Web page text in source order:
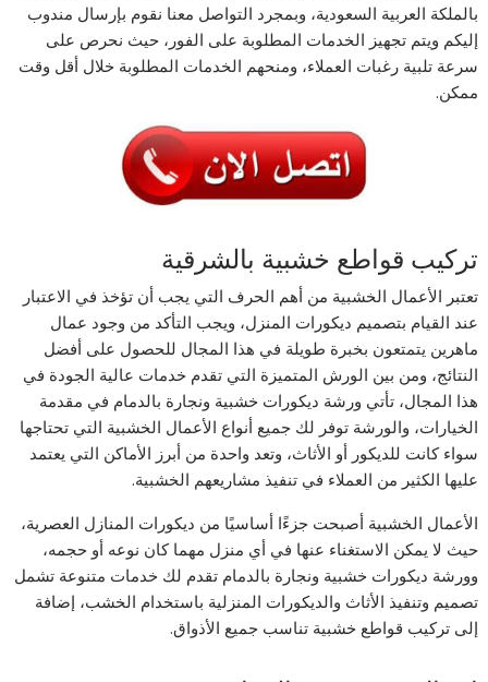
بالملكة العربية السعودية، وبمجرد التواصل معنا نقوم بإرسال مندوب
إليكم ويتم تجهيز الخدمات المطلوبة على الفور، حيث نحرص على
سرعة تلبية رغبات العملاء، ومنحهم الخدمات المطلوبة خلال أقل وقت
ممكن.
تركيب قواطع خشبية بالشرقية
تعتبر الأعمال الخشبية من أهم الحرف التي يجب أن تؤخذ في الاعتبار
عند القيام بتصميم ديكورات المنزل، ويجب التأكد من وجود عمال
ماهرين يتمتعون بخبرة طويلة في هذا المجال للحصول على أفضل
النتائج، ومن بين الورش المتميزة التي تقدم خدمات عالية الجودة في
هذا المجال، تأتي ورشة ديكورات خشبية ونجارة بالدمام في مقدمة
الخيارات، والورشة توفر لك جميع أنواع الأعمال الخشبية التي تحتاجها
سواء كانت للديكور أو الأثاث، وتعد واحدة من أبرز الأماكن التي يعتمد
عليها الكثير من العملاء في تنفيذ مشاريعهم الخشبية.
الأعمال الخشبية أصبحت جزءًا أساسيًا من ديكورات المنازل العصرية،
حيث لا يمكن الاستغناء عنها في أي منزل مهما كان نوعه أو حجمه،
وورشة ديكورات خشبية ونجارة بالدمام تقدم لك خدمات متنوعة تشمل
تصميم وتنفيذ الأثاث والديكورات المنزلية باستخدام الخشب، إضافة
إلى تركيب قواطع خشبية تناسب جميع الأذواق.